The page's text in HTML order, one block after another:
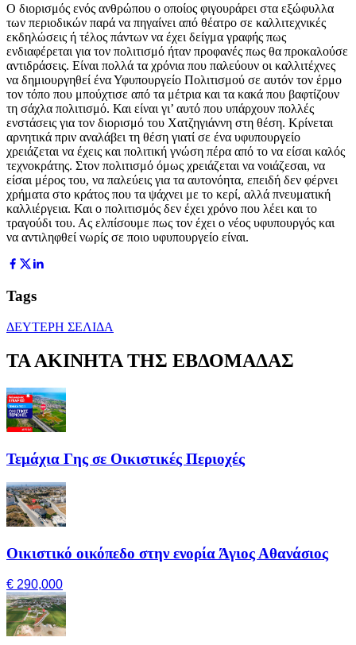
Ο διορισμός ενός ανθρώπου ο οποίος φιγουράρει στα εξώφυλλα
των περιοδικών παρά να πηγαίνει από θέατρο σε καλλιτεχνικές
εκδηλώσεις ή τέλος πάντων να έχει δείγμα γραφής πως
ενδιαφέρεται για τον πολιτισμό ήταν προφανές πως θα προκαλούσε
αντιδράσεις. Είναι πολλά τα χρόνια που παλεύουν οι καλλιτέχνες
να δημιουργηθεί ένα Υφυπουργείο Πολιτισμού σε αυτόν τον έρμο
τον τόπο που μπούχτισε από τα μέτρια και τα κακά που βαφτίζουν
τη σάχλα πολιτισμό. Και είναι γι’ αυτό που υπάρχουν πολλές
ενστάσεις για τον διορισμό του Χατζηγιάννη στη θέση. Κρίνεται
αρνητικά πριν αναλάβει τη θέση γιατί σε ένα υφυπουργείο
χρειάζεται να έχεις και πολιτική γνώση πέρα από το να είσαι καλός
τεχνοκράτης. Στον πολιτισμό όμως χρειάζεται να νοιάζεσαι, να
είσαι μέρος του, να παλεύεις για τα αυτονόητα, επειδή δεν φέρνει
χρήματα στο κράτος που τα ψάχνει με το κερί, αλλά πνευματική
καλλιέργεια. Και ο πολιτισμός δεν έχει χρόνο που λέει και το
τραγούδι του. Ας ελπίσουμε πως τον έχει ο νέος υφυπουργός και
να αντιληφθεί νωρίς σε ποιο υφυπουργείο είναι.
Tags
ΔΕΥΤΕΡΗ ΣΕΛΙΔΑ
ΤΑ ΑΚΙΝΗΤΑ ΤΗΣ ΕΒΔΟΜΑΔΑΣ
Τεμάχια Γης σε Οικιστικές Περιοχές
Οικιστικό οικόπεδο στην ενορία Άγιος Αθανάσιος
€ 290,000